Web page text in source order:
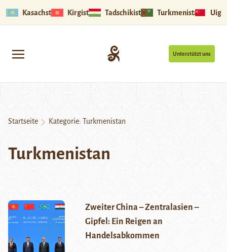
Kasachstan Kirgistan Tadschikistan Turkmenistan
Unterstützt uns
Startseite Kategorie: Turkmenistan
Turkmenistan
Zweiter China – Zentralasien –
Gipfel: Ein Reigen an
Handelsabkommen